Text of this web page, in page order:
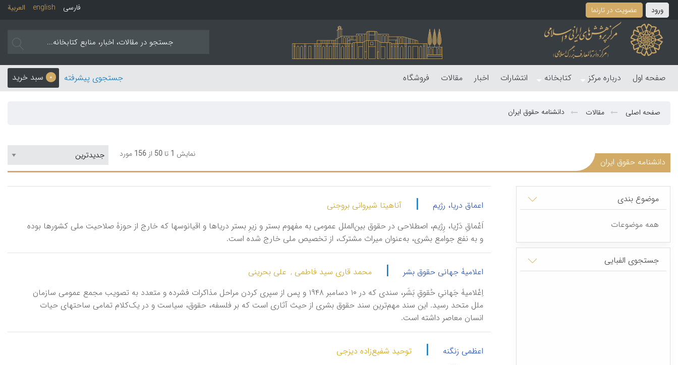
ورود عضویت در تارنما العربیة english فارسی
صفحه اول درباره مرکز کتابخانه انتشارات اخبار مقالات فروشگاه 0 سبد خرید جستجوی پیشرفته
صفحه اصلی مقالات دانشنامه حقوق ایران
دانشنامه حقوق ایران
نمایش 1 تا 50 از 156 مورد
موضوع بندی
همه موضوعات
جستجوی الفبایی
اعماق دریا، رژیم |
آناهیتا شیروانی بروجنی
اَعْماقِ دَرْیا، رِژیم، اصطلاحی در حقوق بین‌الملل عمومی به مفهوم بستر و زیرِ بستر دریاها و اقیانوسها که خارج از حوزۀ صلاحیت ملی کشورها بوده
و به نفع جوامع بشری، به‌عنوان میراث مشترک، از تخصیص ملی خارج شده است.
اعلامیۀ جهانی حقوق بشر | محمد قاری سید فاطمی , علی بحرینی
اِعْلامیۀ جَهانیِ حُقوقِ بَشَر، سندی که در ۱۰ دسامبر ۱۹۴۸ و پس از سپری کردن مراحل مذاکرات فشرده و متعدد به تصویب مجمع عمومی سازمان
ملل متحد رسید. این سند مهم‌ترین سند حقوق بشری از حیث آثاری است که بر فلسفه، حقوق، سیاست و در یک‌کلام تمامی ساحتهای حیات
انسان معاصر داشته است.
اعظمی زنگنه |
توحید شفیع‌زاده دیزجی